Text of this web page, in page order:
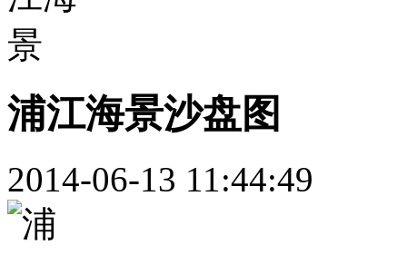
浦江海景沙盘图
2014-06-13 11:44:49